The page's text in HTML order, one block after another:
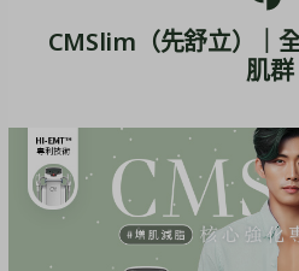
CMSlim（先舒立）｜
肌群